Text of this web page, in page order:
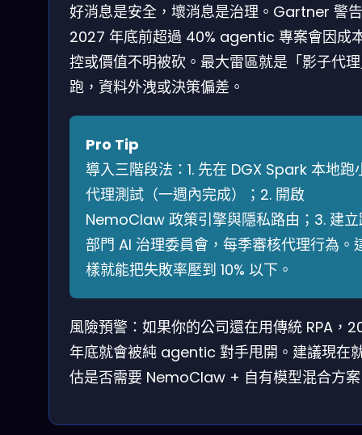
好消息是安全，壞消息是治理。Gartner 警告
2027 年底前超過 40% agentic 專案會因成
控或價值不明被砍。最大雷區就是「影子代
跑，資料外洩或決策偏差。
Pro Tip
導入三階段法：1. 先在 DGX Spark 本地跑
代理測試（一週內完成）；2. 開啟
NemoClaw 政策引擎與隱私路由；3. 建
部門 AI 治理委員會，每季審核代理行為。
樣就能把失敗率壓到 10% 以下。
風險預警：如果你的公司還在用傳統 RPA，
年底就會被純 agentic 對手甩開。建議現在
估是否需要 NemoClaw + 自有模型混合方